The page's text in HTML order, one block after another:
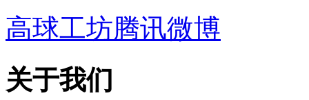
高球工坊腾讯微博
关于我们